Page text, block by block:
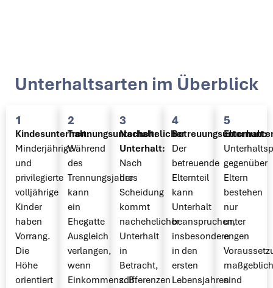
Unterhaltsarten im Überblick
1
Kindesunterhalt:
Minderjährige
und
privilegierte
volljährige
Kinder
haben
Vorrang.
Die
Höhe
orientiert
2
Trennungsunterhalt:
Während
des
Trennungsjahres
kann
ein
Ehegatte
Ausgleich
verlangen,
wenn
Einkommensdifferenzen
3
Nachehelicher
Unterhalt:
Nach
der
Scheidung
kommt
nachehelicher
Unterhalt
in
Betracht,
z. B.
4
Betreuungsunterhalt:
Der
betreuende
Elternteil
kann
Unterhalt
beanspruchen,
insbesondere
in den
ersten
Lebensjahren
5
gegenüber
Eltern
bestehen
nur
unter
engen
sind